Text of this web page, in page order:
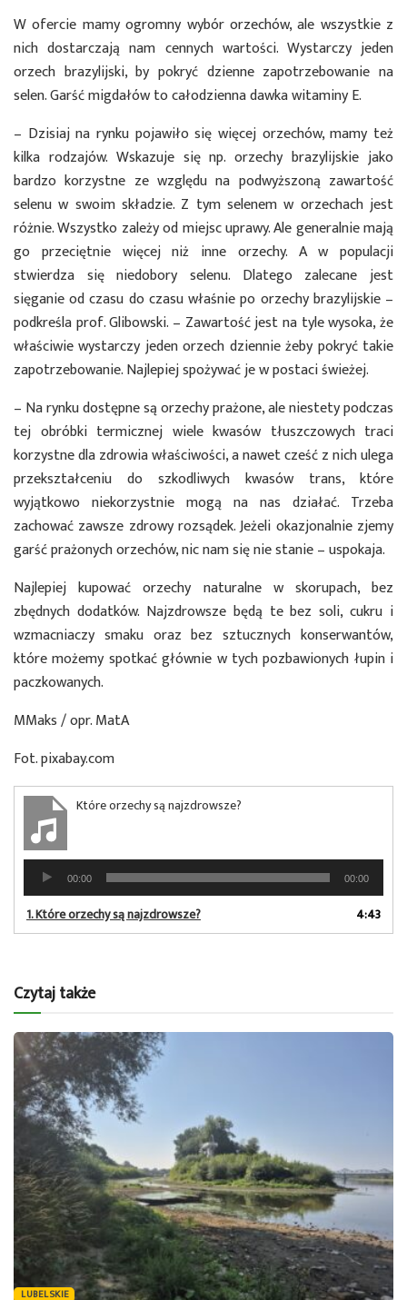
W ofercie mamy ogromny wybór orzechów, ale wszystkie z
nich dostarczają nam cennych wartości. Wystarczy jeden
orzech brazylijski, by pokryć dzienne zapotrzebowanie na
selen. Garść migdałów to całodzienna dawka witaminy E.
– Dzisiaj na rynku pojawiło się więcej orzechów, mamy też
kilka rodzajów. Wskazuje się np. orzechy brazylijskie jako
bardzo korzystne ze względu na podwyższoną zawartość
selenu w swoim składzie. Z tym selenem w orzechach jest
różnie. Wszystko zależy od miejsc uprawy. Ale generalnie mają
go przeciętnie więcej niż inne orzechy. A w populacji
stwierdza się niedobory selenu. Dlatego zalecane jest
sięganie od czasu do czasu właśnie po orzechy brazylijskie –
podkreśla prof. Glibowski. – Zawartość jest na tyle wysoka, że
właściwie wystarczy jeden orzech dziennie żeby pokryć takie
zapotrzebowanie. Najlepiej spożywać je w postaci świeżej.
– Na rynku dostępne są orzechy prażone, ale niestety podczas
tej obróbki termicznej wiele kwasów tłuszczowych traci
korzystne dla zdrowia właściwości, a nawet cześć z nich ulega
przekształceniu do szkodliwych kwasów trans, które
wyjątkowo niekorzystnie mogą na nas działać. Trzeba
zachować zawsze zdrowy rozsądek. Jeżeli okazjonalnie zjemy
garść prażonych orzechów, nic nam się nie stanie – uspokaja.
Najlepiej kupować orzechy naturalne w skorupach, bez
zbędnych dodatków. Najzdrowsze będą te bez soli, cukru i
wzmacniaczy smaku oraz bez sztucznych konserwantów,
które możemy spotkać głównie w tych pozbawionych łupin i
paczkowanych.
MMaks / opr. MatA
Fot. pixabay.com
Które orzechy są najzdrowsze?
Odtwarzacz
plików
dźwiękowych
00:00 00:00
1.Które orzechy są najzdrowsze? 4:43
Czytaj także
LUBELSKIE